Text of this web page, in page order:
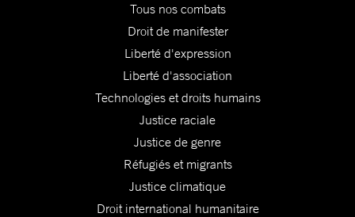
Tous nos combats
Droit de manifester
Liberté d'expression
Liberté d'association
Technologies et droits humains
Justice raciale
Justice de genre
Réfugiés et migrants
Justice climatique
Droit international humanitaire